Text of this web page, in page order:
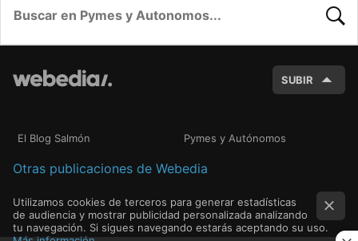
SUBIR
El Blog Salmón Pymes y Autónomos
Otras publicaciones de Webedia
Utilizamos cookies de terceros para generar estadísticas
de audiencia y mostrar publicidad personalizada analizando
tu navegación. Si sigues navegando estarás aceptando su uso.